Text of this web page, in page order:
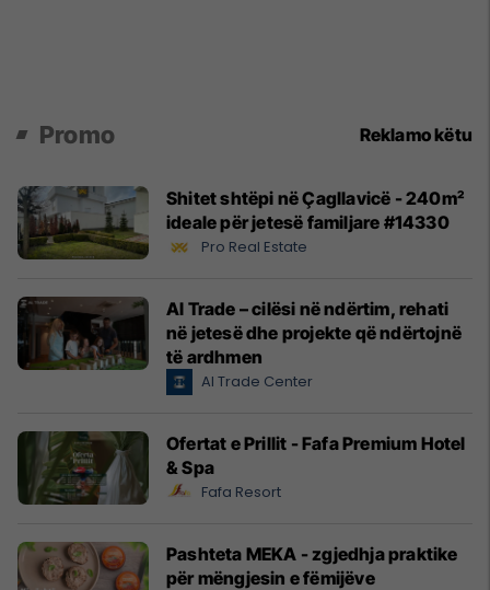
Promo Reklamo këtu
Shitet shtëpi në Çagllavicë - 240m²
ideale për jetesë familjare #14330
Pro Real Estate
Al Trade – cilësi në ndërtim, rehati
në jetesë dhe projekte që ndërtojnë
të ardhmen
Al Trade Center
Ofertat e Prillit - Fafa Premium Hotel
& Spa
Fafa Resort
Pashteta MEKA - zgjedhja praktike
për mëngjesin e fëmijëve